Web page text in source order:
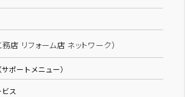
務店 リフォーム店 ネットワーク）
ポートメニュー）
ス